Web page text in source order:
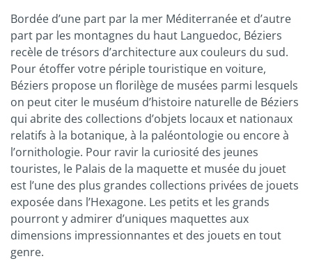
Bordée d’une part par la mer Méditerranée et d’autre
part par les montagnes du haut Languedoc, Béziers
recèle de trésors d’architecture aux couleurs du sud.
Pour étoffer votre périple touristique en voiture,
Béziers propose un florilège de musées parmi lesquels
on peut citer le muséum d’histoire naturelle de Béziers
qui abrite des collections d’objets locaux et nationaux
relatifs à la botanique, à la paléontologie ou encore à
l’ornithologie. Pour ravir la curiosité des jeunes
touristes, le Palais de la maquette et musée du jouet
est l’une des plus grandes collections privées de jouets
exposée dans l’Hexagone. Les petits et les grands
pourront y admirer d’uniques maquettes aux
dimensions impressionnantes et des jouets en tout
genre.